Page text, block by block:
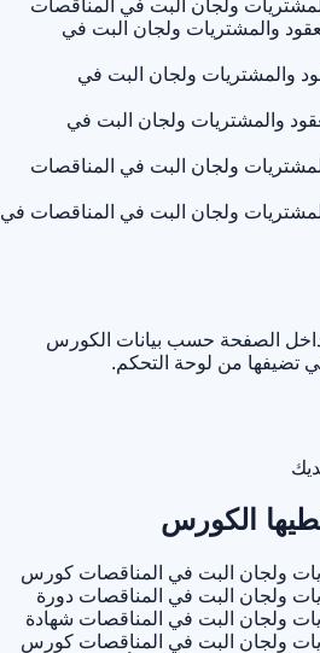
ولجان البت في المناقصات
والمشتريات ولجان البت في
والمشتريات ولجان البت في
والمشتريات ولجان البت في
ولجان البت في المناقصات
ولجان البت في المناقصات في
داخل الصفحة حسب بيانات الكورس
تضيفها من لوحة التحكم.
الكورس
ولجان البت في المناقصات كورس
ولجان البت في المناقصات دورة
ولجان البت في المناقصات شهادة
ولجان البت في المناقصات كورس